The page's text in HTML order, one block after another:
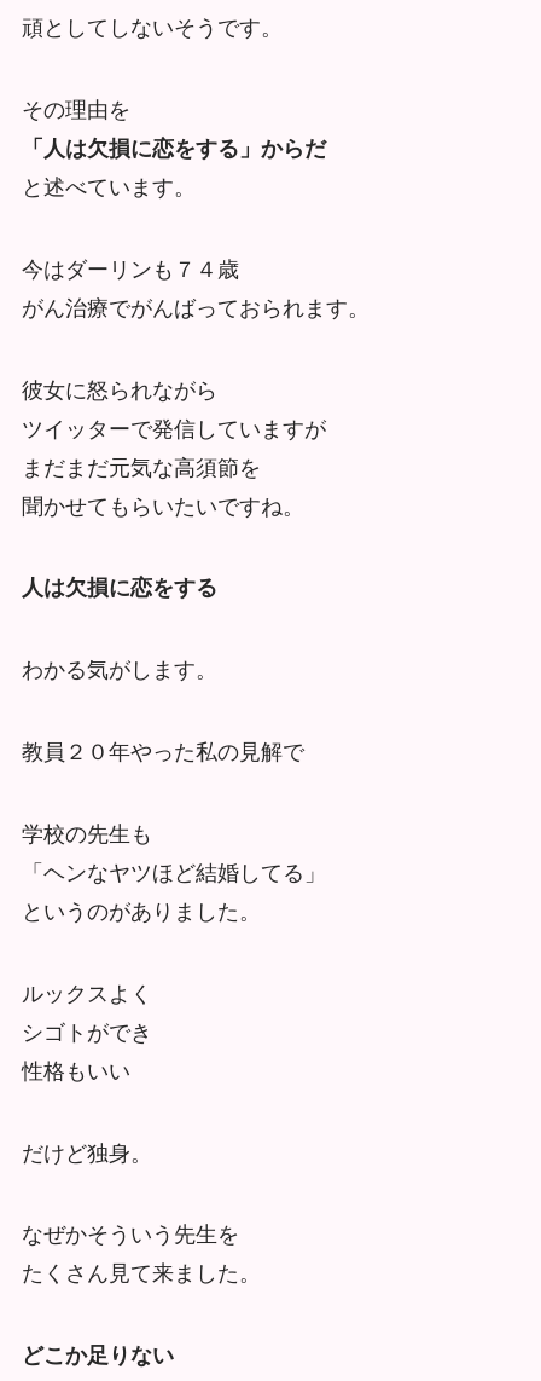
頑としてしないそうです。
その理由を
「人は欠損に恋をする」からだ
と述べています。
今はダーリンも７４歳
がん治療でがんばっておられます。
彼女に怒られながら
ツイッターで発信していますが
まだまだ元気な高須節を
聞かせてもらいたいですね。
人は欠損に恋をする
わかる気がします。
教員２０年やった私の見解で
学校の先生も
「ヘンなヤツほど結婚してる」
というのがありました。
ルックスよく
シゴトができ
性格もいい
だけど独身。
なぜかそういう先生を
たくさん見て来ました。
どこか足りない